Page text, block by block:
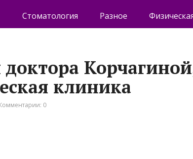
Стоматология Разное
клиника
0